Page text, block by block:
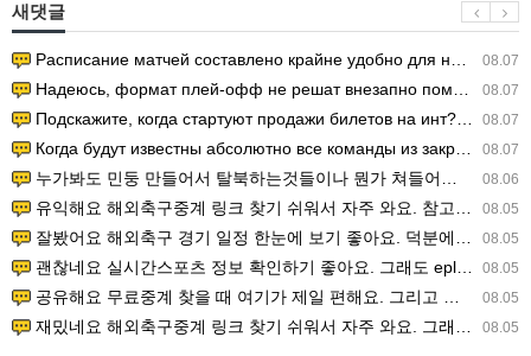
새댓글
08.07
Расписание матчей составлено крайне удобно для нашего часово…
08.07
Надеюсь, формат плей-офф не решат внезапно поменять. https:/…
08.07
Подскажите, когда стартуют продажи билетов на инт? https://g…
08.07
Когда будут известны абсолютно все команды из закрытых квали…
08.06
누가봐도 민둥 만들어서 탈북하는것들이나 뭔가 쳐들어오는 낌새를 미리 알아차리기 위함이지 저걸 전쟁준비라고 하…
08.05
유익해요 해외축구중계 링크 찾기 쉬워서 자주 와요. 참고로 무료스포츠중계 정보 확인할 때 출처 꼭 체크해요.…
08.05
잘봤어요 해외축구 경기 일정 한눈에 보기 좋아요. 덕분에 epl중계 볼 때 공식 중계 채널 먼저 찾아봐요. …
08.05
괜찮네요 실시간스포츠 정보 확인하기 좋아요. 그래도 epl중계 볼 때 공식 중계 채널 먼저 찾아봐요. 북마크…
08.05
공유해요 무료중계 찾을 때 여기가 제일 편해요. 그리고 무료스포츠중계 정보 확인할 때 출처 꼭 체크해요. 앞…
08.05
재밌네요 해외축구중계 링크 찾기 쉬워서 자주 와요. 그래서 해외축구중계도 정식 서비스로 봐야 안전해요. 다음…